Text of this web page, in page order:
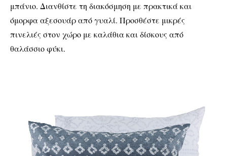
μπάνιο. Διανθίστε τη διακόσμηση με πρακτικά και
όμορφα αξεσουάρ από γυαλί. Προσθέστε μικρές
πινελιές στον χώρο με καλάθια και δίσκους από
θαλάσσιο φύκι.